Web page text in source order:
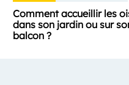
Comment accueillir les
dans son jardin ou sur
balcon ?